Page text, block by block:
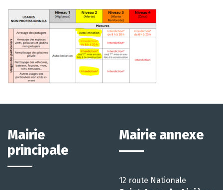
Mairie
principale
Mairie annexe
12 route Nationale